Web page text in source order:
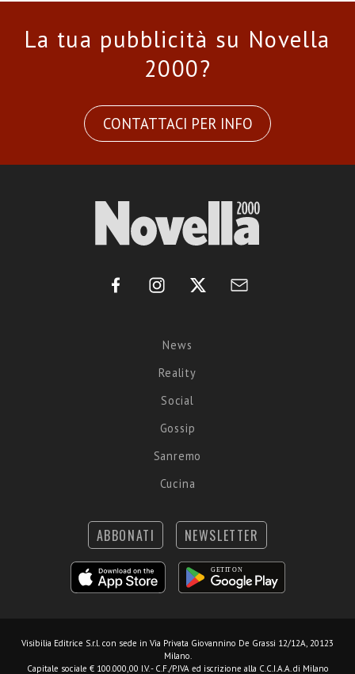
La tua pubblicità su Novella
2000?
CONTATTACI PER INFO
News
Reality
Social
Gossip
Sanremo
Cucina
ABBONATI NEWSLETTER
Visibilia Editrice S.r.l. con sede in Via Privata Giovannino De Grassi 12/12A, 20123
Milano.
Capitale sociale € 100.000,00 I.V. - C.F./P.IVA ed iscrizione alla C.C.I.A.A. di Milano